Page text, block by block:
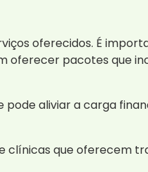
oferecidos. É
oferecer pacotes que
aliviar a carga
clínicas que oferecem